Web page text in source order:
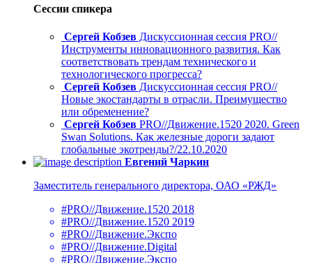
Сессии спикера
Сергей Кобзев Дискуссионная сессия PRO//
Инструменты инновационного развития. Как
соответствовать трендам технического и
технологического прогресса?
Сергей Кобзев Дискуссионная сессия PRO//
Новые экостандарты в отрасли. Преимущество
или обременение?
Сергей Кобзев PRO//Движение.1520 2020. Green
Swan Solutions. Как железные дороги задают
глобальные экотренды?/22.10.2020
Евгений Чаркин
Заместитель генерального директора, ОАО «РЖД»
#PRO//Движение.1520 2018
#PRO//Движение.1520 2019
#PRO//Движение.Экспо
#PRO//Движение.Digital
#PRO//Движение.Экспо